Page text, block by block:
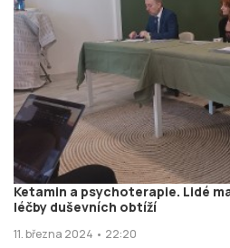
Ketamin a psychoterapie. Lidé
léčby duševních obtíží
11. března 2024 • 22:20